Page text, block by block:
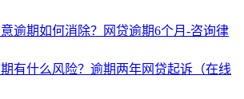
逾期如何消除？网贷逾期6个月-咨询律
有什么风险？逾期两年网贷起诉（在线